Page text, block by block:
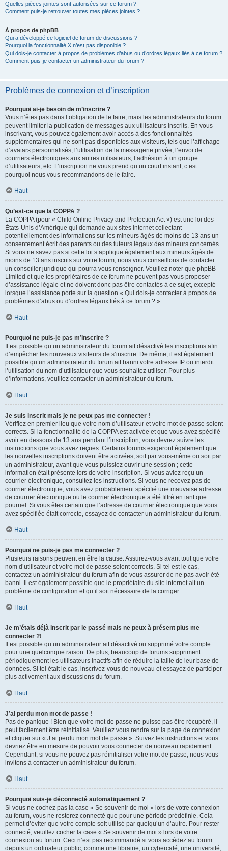
Quelles pièces jointes sont autorisées sur ce forum ?
Comment puis-je retrouver toutes mes pièces jointes ?
À propos de phpBB
Qui a développé ce logiciel de forum de discussions ?
Pourquoi la fonctionnalité X n’est pas disponible ?
Qui dois-je contacter à propos de problèmes d’abus ou d’ordres légaux liés à ce forum ?
Comment puis-je contacter un administrateur du forum ?
Problèmes de connexion et d’inscription
Pourquoi ai-je besoin de m’inscrire ?
Vous n’êtes pas dans l’obligation de le faire, mais les administrateurs du forum
peuvent limiter la publication de messages aux utilisateurs inscrits. En vous
inscrivant, vous pouvez également avoir accès à des fonctionnalités
supplémentaires qui ne sont pas disponibles aux visiteurs, tels que l’affichage
d’avatars personnalisés, l’utilisation de la messagerie privée, l’envoi de
courriers électroniques aux autres utilisateurs, l’adhésion à un groupe
d’utilisateurs, etc. L’inscription ne vous prend qu’un court instant, c’est
pourquoi nous vous recommandons de le faire.
Haut
Qu’est-ce que la COPPA ?
La COPPA (pour « Child Online Privacy and Protection Act ») est une loi des
États-Unis d’Amérique qui demande aux sites internet collectant
potentiellement des informations sur les mineurs âgés de moins de 13 ans un
consentement écrit des parents ou des tuteurs légaux des mineurs concernés.
Si vous ne savez pas si cette loi s’applique également aux mineurs âgés de
moins de 13 ans inscrits sur votre forum, nous vous conseillons de contacter
un conseiller juridique qui pourra vous renseigner. Veuillez noter que phpBB
Limited et que les propriétaires de ce forum ne peuvent pas vous proposer
d’assistance légale et ne doivent donc pas être contactés à ce sujet, excepté
lorsque l’assistance porte sur la question « Qui dois-je contacter à propos de
problèmes d’abus ou d’ordres légaux liés à ce forum ? ».
Haut
Pourquoi ne puis-je pas m’inscrire ?
Il est possible qu’un administrateur du forum ait désactivé les inscriptions afin
d’empêcher les nouveaux visiteurs de s’inscrire. De même, il est également
possible qu’un administrateur du forum ait banni votre adresse IP ou interdit
l’utilisation du nom d’utilisateur que vous souhaitez utiliser. Pour plus
d’informations, veuillez contacter un administrateur du forum.
Haut
Je suis inscrit mais je ne peux pas me connecter !
Vérifiez en premier lieu que votre nom d’utilisateur et votre mot de passe soient
corrects. Si la fonctionnalité de la COPPA est activée et que vous avez spécifié
avoir en dessous de 13 ans pendant l’inscription, vous devrez suivre les
instructions que vous avez reçues. Certains forums exigeront également que
les nouvelles inscriptions doivent être activées, soit par vous-même ou soit par
un administrateur, avant que vous puissiez ouvrir une session ; cette
information était présente lors de votre inscription. Si vous aviez reçu un
courrier électronique, consultez les instructions. Si vous ne recevez pas de
courrier électronique, vous avez probablement spécifié une mauvaise adresse
de courrier électronique ou le courrier électronique a été filtré en tant que
pourriel. Si vous êtes certain que l’adresse de courrier électronique que vous
avez spécifiée était correcte, essayez de contacter un administrateur du forum.
Haut
Pourquoi ne puis-je pas me connecter ?
Plusieurs raisons peuvent en être la cause. Assurez-vous avant tout que votre
nom d’utilisateur et votre mot de passe soient corrects. Si tel est le cas,
contactez un administrateur du forum afin de vous assurer de ne pas avoir été
banni. Il est également possible que le propriétaire du site internet ait un
problème de configuration et qu’il soit nécessaire de la corriger.
Haut
Je m’étais déjà inscrit par le passé mais ne peux à présent plus me
connecter ?!
Il est possible qu’un administrateur ait désactivé ou supprimé votre compte
pour une quelconque raison. De plus, beaucoup de forums suppriment
périodiquement les utilisateurs inactifs afin de réduire la taille de leur base de
données. Si tel était le cas, inscrivez-vous de nouveau et essayez de participer
plus activement aux discussions du forum.
Haut
J’ai perdu mon mot de passe !
Pas de panique ! Bien que votre mot de passe ne puisse pas être récupéré, il
peut facilement être réinitialisé. Veuillez vous rendre sur la page de connexion
et cliquer sur « J’ai perdu mon mot de passe ». Suivez les instructions et vous
devriez être en mesure de pouvoir vous connecter de nouveau rapidement.
Cependant, si vous ne pouvez pas réinitialiser votre mot de passe, nous vous
invitons à contacter un administrateur du forum.
Haut
Pourquoi suis-je déconnecté automatiquement ?
Si vous ne cochez pas la case « Se souvenir de moi » lors de votre connexion
au forum, vous ne resterez connecté que pour une période prédéfinie. Cela
permet d’éviter que votre compte soit utilisé par quelqu’un d’autre. Pour rester
connecté, veuillez cocher la case « Se souvenir de moi » lors de votre
connexion au forum. Ceci n’est pas recommandé si vous accédez au forum
depuis un ordinateur public, comme une librairie, un cybercafé, une université,